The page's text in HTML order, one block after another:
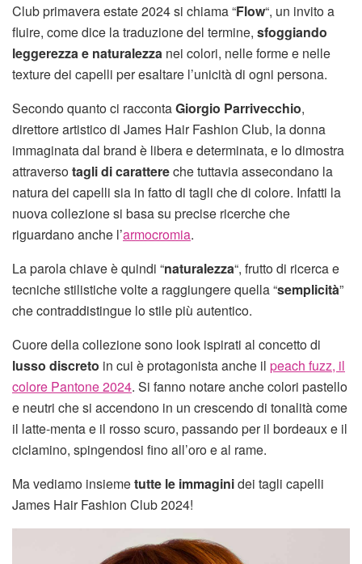
Club primavera estate 2024 si chiama “Flow“, un invito a
fluire, come dice la traduzione del termine, sfoggiando
leggerezza e naturalezza nei colori, nelle forme e nelle
texture dei capelli per esaltare l’unicità di ogni persona.
Secondo quanto ci raccontaGiorgio Parrivecchio,
direttore artistico di James Hair Fashion Club, la donna
immaginata dal brand è libera e determinata, e lo dimostra
attraversotagli di carattereche tuttavia assecondano la
natura dei capelli sia in fatto di tagli che di colore. Infatti la
nuova collezione si basa su precise ricerche che
riguardano anche l’armocromia.
La parola chiave è quindi “naturalezza“, frutto di ricerca e
tecniche stilistiche volte a raggiungere quella “semplicità”
che contraddistingue lo stile più autentico.
Cuore della collezione sono look ispirati al concetto di
lusso discreto in cui è protagonista anche il peach fuzz, il
colore Pantone 2024. Si fanno notare anche colori pastello
e neutri che si accendono in un crescendo di tonalità come
il latte-menta e il rosso scuro, passando per il bordeaux e il
ciclamino, spingendosi fino all’oro e al rame.
Ma vediamo insiemetutte le immaginidei tagli capelli
James Hair Fashion Club 2024!